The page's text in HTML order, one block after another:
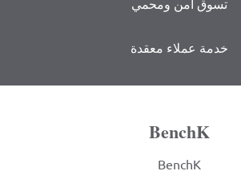
خدمة عملاء معقدة
BenchK
BenchK